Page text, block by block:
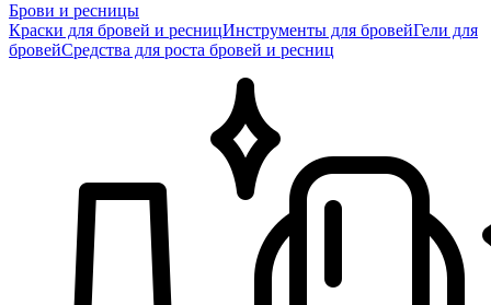
Брови и ресницы
Краски для бровей и ресницИнструменты для бровейГели для
бровейСредства для роста бровей и ресниц